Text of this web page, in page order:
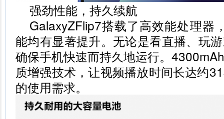
强劲性能，持久续航
GalaxyZFlip7搭载了高效能处理器
能均有显著提升。无论是看直播、玩
确保手机快速而持久地运行。
质增强技术，让视频播放时间长达约
的使用需求。